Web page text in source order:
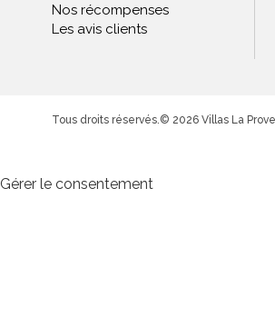
Nos récompenses
Les avis clients
© 2026 Villas La
Tous droits réservés.
Gérer le consentement